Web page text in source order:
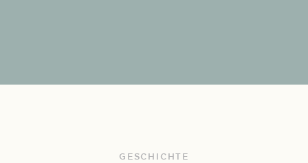
GESCHICHTE